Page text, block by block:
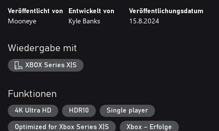
versteckte Wege, um die Geheimnisse der Inseln zu lüften.
Erkunde Land und Meer
Spiele in deinem eigenen Tempo, renne durch üppige Grasfelder
und erklimme steile Klippen. Durchquere den Ozean mit deinem
Archipeln von St.Kilda und Orkney.
Entdecke eine einzigartige Geschichte über Verlust und Abschied
Veröffentlicht von
Mooneye
Entwickelt von
Kyle Banks
Veröffentlichungsdatum
15.8.2024
Wiedergabe mit
XBOX Series X|S
Funktionen
4K Ultra HD HDR10 Single player
Optimized for Xbox Series X|S Xbox – Erfolge